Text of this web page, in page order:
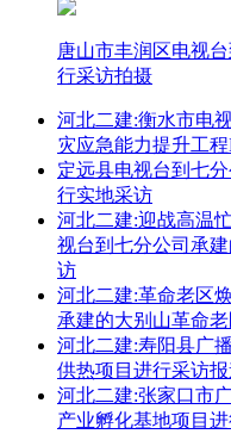
唐山市丰润区电视
行采访拍摄
河北二建:衡水市电
灾应急能力提升工
定远县电视台到七
行实地采访
河北二建:迎战高温
视台到七分公司承
访
河北二建:革命老区
承建的大别山革命
河北二建:寿阳县广
供热项目进行采访报
河北二建:张家口市
产业孵化基地项目